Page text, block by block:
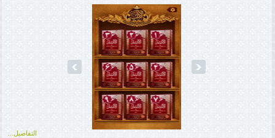
prev next
التفاصيل...